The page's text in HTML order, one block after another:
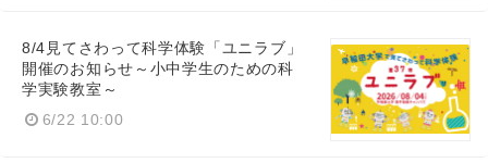
8/4見てさわって科学体験「ユニラブ」
開催のお知らせ～小中学生のための科
学実験教室～
6/22 10:00